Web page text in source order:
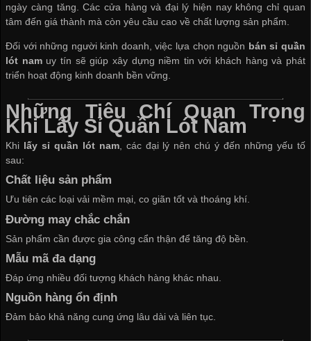
ngày càng tăng. Các cửa hàng và đại lý hiện nay không chỉ quan
tâm đến giá thành mà còn yêu cầu cao về chất lượng sản phẩm.
Đối với những người kinh doanh, việc lựa chọn nguồn bán sỉ quần
lót namuy tín sẽ giúp xây dựng niềm tin với khách hàng và phát
triển hoạt động kinh doanh bền vững.
Những Tiêu Chí Quan Trọng
Khi Lấy Sỉ Quần Lót Nam
Khi lấy sỉ quần lót nam, các đại lý nên chú ý đến những yếu tố
sau:
Chất liệu sản phẩm
Ưu tiên các loại vải mềm mại, co giãn tốt và thoáng khí.
Đường may chắc chắn
Sản phẩm cần được gia công cẩn thận để tăng độ bền.
Mẫu mã đa dạng
Đáp ứng nhiều đối tượng khách hàng khác nhau.
Nguồn hàng ổn định
Đảm bảo khả năng cung ứng lâu dài và liên tục.